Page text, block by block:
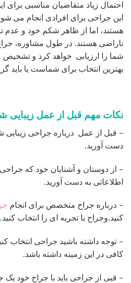
احتمال زیاد متقاضیان مناسبی برای
این جراحی برای افرادی انجام می
هستند، اما از ظاهر شکم خود و عدم
ناراضی هستند. در طول مشاوره،
شما را ارزیابی خواهد کرد و تشخیص
بهترین انتخاب برای شماست یا باید
نکات مهم قبل از عمل زیبایی
– قبل از عمل درباره جراحی زیبایی
دست آورید.
– از دوستان و آشنایان خود که جراحی
اطلاعاتی به دست آورید.
– درباره جراح متخصص برای انجام
کنید.وجراح با تجربه ای را انتخاب کنید.
– توجه داشته باشید جراحی انتخاب
کافی در این زمینه داشته باشد.
– قبی از جراحی باید با جراح خود